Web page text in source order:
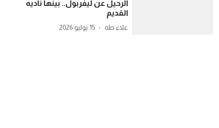
الرحيل عن ليفربول.. بينها ناديه
القديم
علاء طه 15 يوليو 2026